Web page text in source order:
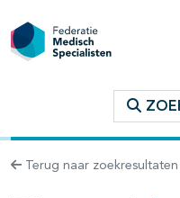
Terug naar zoekresultaten